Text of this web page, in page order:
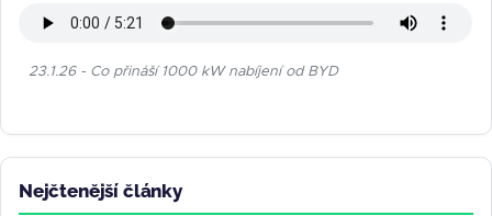
23.1.26 - Co přináší 1000 kW nabíjení od BYD
Nejčtenější články